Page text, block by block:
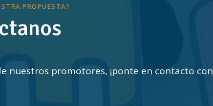
PROPUESTA?
nuestros promotores, ¡ponte en contacto con